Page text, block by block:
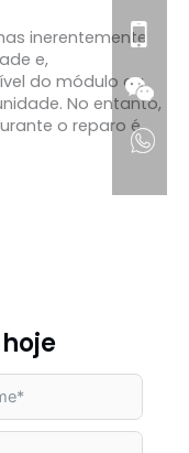
inerentemente
e,
do módulo ou
No entanto,
o reparo é